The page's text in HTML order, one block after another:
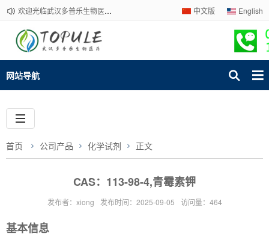
欢迎光临武汉多普乐生物医药有限公司官网！下单请咨询客服，我们热情为您服务！ 中文版 English
网站导航
首页 公司产品 化学试剂 正文
CAS：113-98-4,青霉素钾
发布者：xiong 发布时间：2025-09-05 访问量：464
基本信息